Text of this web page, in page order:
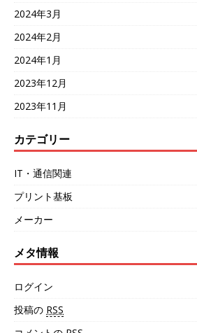
2024年3月
2024年2月
2024年1月
2023年12月
2023年11月
カテゴリー
IT・通信関連
プリント基板
メーカー
メタ情報
ログイン
投稿の RSS